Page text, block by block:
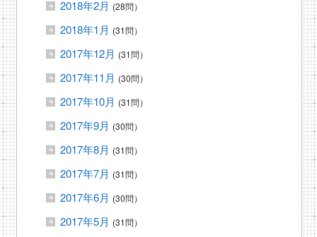
2018年2月 (28問）
2018年1月 (31問）
2017年12月 (31問）
2017年11月 (30問）
2017年10月 (31問）
2017年9月 (30問）
2017年8月 (31問）
2017年7月 (31問）
2017年6月 (30問）
2017年5月 (31問）